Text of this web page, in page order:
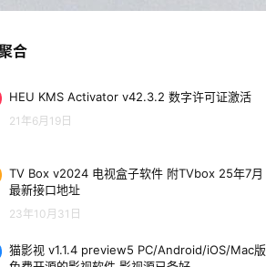
合
HEU KMS Activator v42.3.2 数字许可证激活
21年6月19日
TV Box v2024 电视盒子软件 附TVbox 25年7月
最新接口地址
23年10月31日
猫影视 v1.1.4 preview5 PC/Android/iOS/Mac版